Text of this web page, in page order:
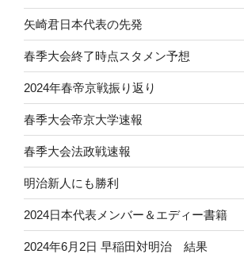
矢崎君日本代表の先発
春季大会終了時点スタメン予想
2024年春帝京戦振り返り
春季大会帝京大学速報
春季大会法政戦速報
明治新人にも勝利
2024日本代表メンバー＆エディー書籍
2024年6月2日 早稲田対明治 結果